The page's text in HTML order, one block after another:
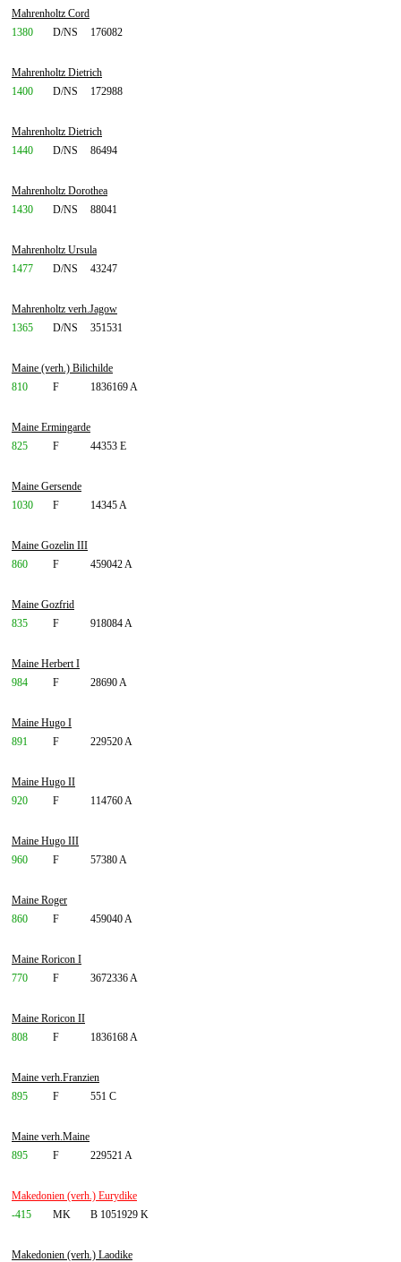
Mahrenholtz Cord
1380
D/NS 176082
Mahrenholtz Dietrich
1400
D/NS 172988
Mahrenholtz Dietrich
1440
D/NS 86494
Mahrenholtz Dorothea
1430
D/NS 88041
Mahrenholtz Ursula
1477
D/NS 43247
Mahrenholtz verh.Jagow
1365
D/NS 351531
Maine (verh.) Bilichilde
810
F 1836169 A
Maine Ermingarde
825
F 44353 E
Maine Gersende
1030
F 14345 A
Maine Gozelin III
860
F 459042 A
Maine Gozfrid
835
F 918084 A
Maine Herbert I
984
F 28690 A
Maine Hugo I
891
F 229520 A
Maine Hugo II
920
F 114760 A
Maine Hugo III
960
F 57380 A
Maine Roger
860
F 459040 A
Maine Roricon I
770
F 3672336 A
Maine Roricon II
808
F 1836168 A
Maine verh.Franzien
895
F 551 C
Maine verh.Maine
895
F 229521 A
Makedonien (verh.) Eurydike
-415
MK B 1051929 K
Makedonien (verh.) Laodike